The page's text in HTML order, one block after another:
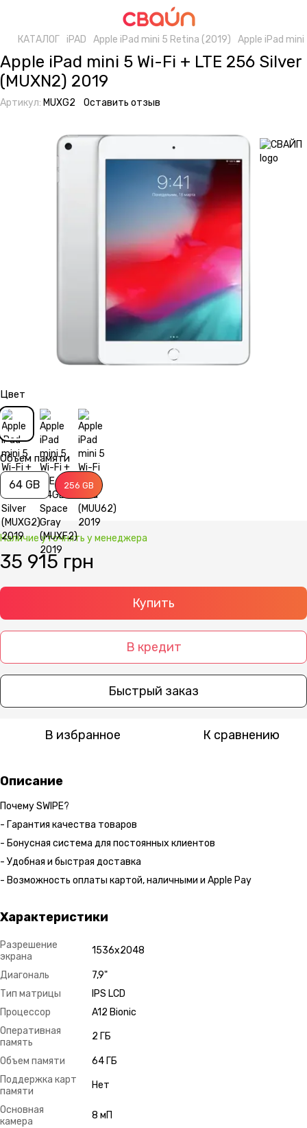
КАТАЛОГ iPAD Apple iPad mini 5 Retina (2019) Apple iPad mini
Apple iPad mini 5 Wi-Fi + LTE 256 Silver
(MUXN2) 2019
Артикул: MUXG2 Оставить отзыв
Цвет
Объем памяти
64 GB 256 GB
Наличие уточнять у менеджера
35 915 грн
Купить
В кредит
Быстрый заказ
В избранное К сравнению
Описание
Почему SWIPE?
- Гарантия качества товаров
- Бонусная система для постоянных клиентов
- Удобная и быстрая доставка
- Возможность оплаты картой, наличными и Apple Pay
Характеристики
Разрешение
экрана
1536х2048
Диагональ
7,9"
Тип матрицы
IPS LCD
Процессор
A12 Bionic
Оперативная
память
2 ГБ
Объем памяти
64 ГБ
Поддержка карт
памяти
Нет
Основная
камера
8 мП